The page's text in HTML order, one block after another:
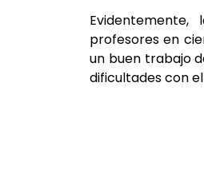
profesores en
un buen trabajo
dificultades con